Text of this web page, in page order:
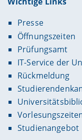
Presse
Öffnungszeiten
Prüfungsamt
IT-Service der
Rückmeldung
Studienangebot